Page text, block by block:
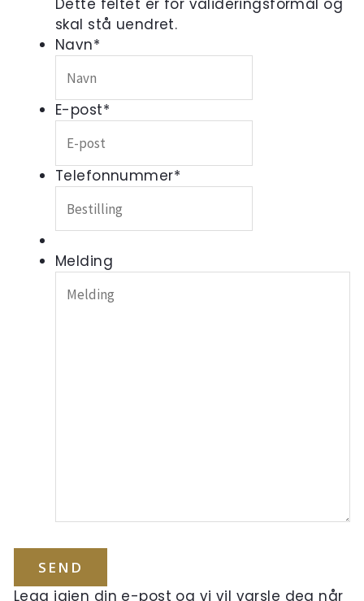
Dette feltet er for valideringsformål og
skal stå uendret.
Navn*
E-post*
Telefonnummer*
Melding
Legg igjen din e-post og vi vil varsle deg når